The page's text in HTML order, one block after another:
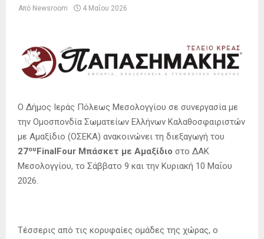
Από Newsroom 4 Μαΐου 2026
Ο Δήμος Ιεράς Πόλεως Μεσολογγίου σε συνεργασία με
την Ομοσπονδία Σωματείων Ελλήνων Καλαθοσφαιριστών
με Αμαξίδιο (ΟΣΕΚΑ) ανακοινώνει τη διεξαγωγή του
27ουFinalFour Μπάσκετ με Αμαξίδιο στο ΔΑΚ
Μεσολογγίου, το Σάββατο 9 και την Κυριακή 10 Μαΐου
2026.
Τέσσερις από τις κορυφαίες ομάδες της χώρας, ο